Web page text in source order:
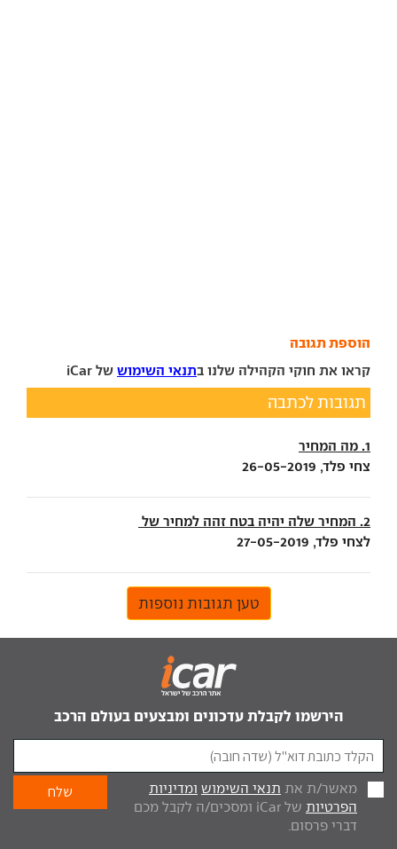
הוספת תגובה
קראו את חוקי הקהילה שלנו בתנאי השימוש של iCar
תגובות לכתבה
1. מה המחיר
צחי פלד, 26-05-2019
2. המחיר שלה יהיה בטח זהה למחיר של
לצחי פלד, 27-05-2019
טען תגובות נוספות
הירשמו לקבלת עדכונים ומבצעים בעולם הרכב
מאשר/ת את תנאי השימוש ומדיניות
הפרטיות
של iCar ומסכים/ה לקבל מכם
דברי פרסום.